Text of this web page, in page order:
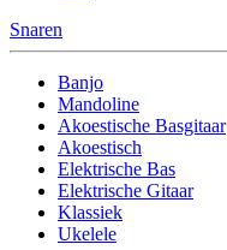
Snaren
Banjo
Mandoline
Akoestische Basgitaar
Akoestisch
Elektrische Bas
Elektrische Gitaar
Klassiek
Ukelele